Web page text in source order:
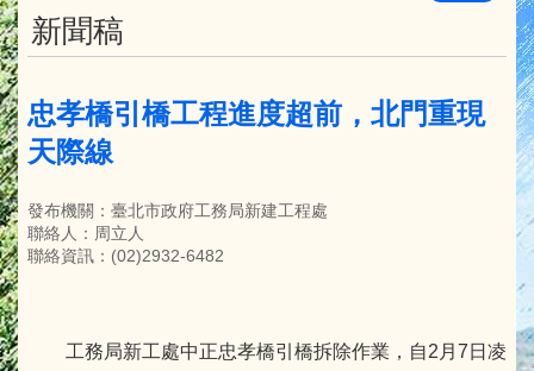
新聞稿
忠孝橋引橋工程進度超前，北門重現
天際線
發布機關：臺北市政府工務局新建工程處
聯絡人：周立人
聯絡資訊：(02)2932-6482
工務局新工處中正忠孝橋引橋拆除作業，自2月7日凌